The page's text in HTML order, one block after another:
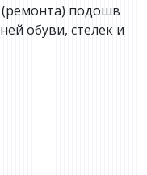
(ремонта) подошв
обуви, стелек и